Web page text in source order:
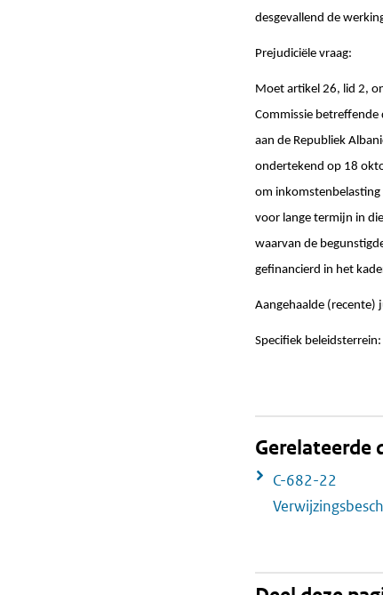
desgevallend de
Prejudiciële vraag:
Moet artikel 26, lid 2,
Commissie betreffende
aan de Republiek
ondertekend op 18
om inkomstenbelasting
voor lange termijn in
waarvan de
gefinancierd in het
Aangehaalde
Specifiek beleidsterrein:
Gerelateerde
C-682-22